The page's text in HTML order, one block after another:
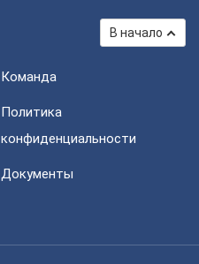
В начало
Команда
Политика
конфиденциальности
Документы